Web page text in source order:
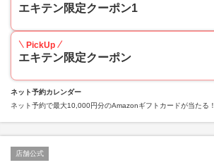
エキテン限定クーポン1
PickUp
エキテン限定クーポン
ネット予約カレンダー
ネット予約で最大10,000円分のAmazonギフトカードが当たる！
店舗公式